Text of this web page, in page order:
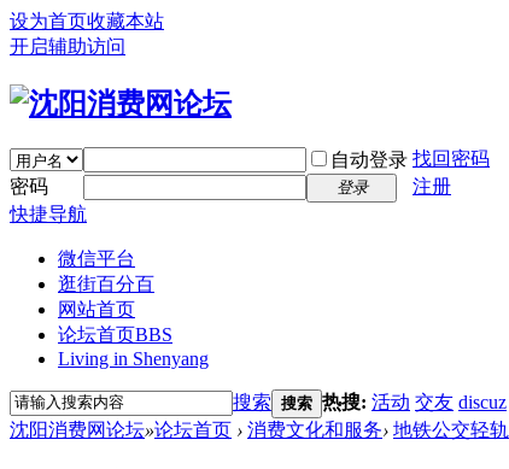
设为首页收藏本站
开启辅助访问
自动登录 找回密码
密码
登录
注册
快捷导航
微信平台
逛街百分百
网站首页
论坛首页BBS
Living in Shenyang
搜索 搜索 热搜: 活动 交友 discuz
沈阳消费网论坛»论坛首页 › 消费文化和服务› 地铁公交轻轨